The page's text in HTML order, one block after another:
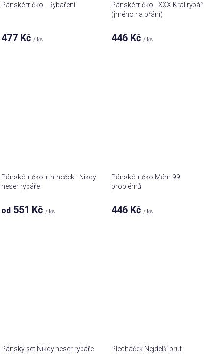
Pánské tričko - Rybaření
477 Kč/ ks
Pánské tričko - XXX Král rybář
(jméno na přání)
446 Kč/ ks
Pánské tričko + hrneček - Nikdy
neser rybáře
od 551 Kč / ks
Pánské tričko Mám 99
problémů
446 Kč / ks
Pánský set Nikdy neser rybáře Plecháček Nejdelší prut